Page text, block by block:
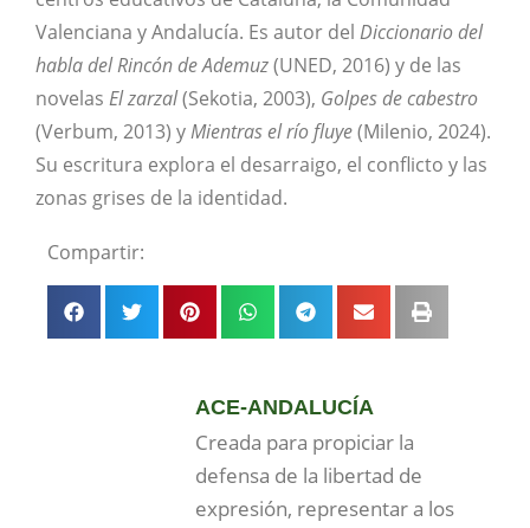
Valenciana y Andalucía. Es autor del Diccionario del
habla del Rincón de Ademuz(UNED, 2016) y de las
novelas El zarzal(Sekotia, 2003), Golpes de cabestro
(Verbum, 2013) yMientras el río fluye(Milenio, 2024).
Su escritura explora el desarraigo, el conflicto y las
zonas grises de la identidad.
Compartir:
ACE-ANDALUCÍA
Creada para propiciar la
defensa de la libertad de
expresión, representar a los